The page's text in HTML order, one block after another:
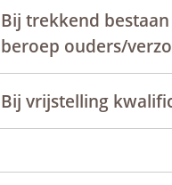
Bij trekkend
beroep ouders/
Bij vrijstelling